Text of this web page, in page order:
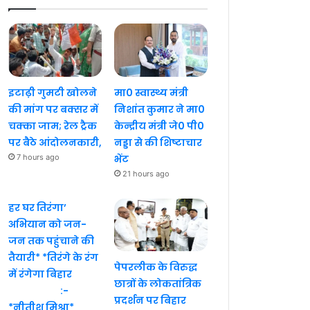
इटाढ़ी गुमटी खोलने
की मांग पर बक्सर में
चक्का जाम; रेल ट्रैक
पर बैठे आंदोलनकारी,
7 hours ago
मा0 स्वास्थ्य मंत्री
निशांत कुमार ने मा0
केन्द्रीय मंत्री जे0 पी0
नड्डा से की शिष्टाचार
भेंट
21 hours ago
हर घर तिरंगा’
अभियान को जन-
जन तक पहुंचाने की
तैयारी* *तिरंगे के रंग
में रंगेगा बिहार
:-
*नीतीश मिश्रा*
पेपरलीक के विरुद्ध
छात्रों के लोकतांत्रिक
प्रदर्शन पर बिहार